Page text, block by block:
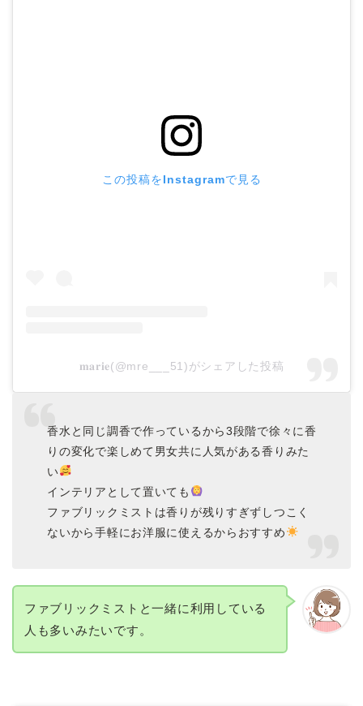
この投稿をInstagramで見る
𝐦𝐚𝐫𝐢𝐞(@mre___51)がシェアした投稿
香水と同じ調香で作っているから3段階で徐々に香
りの変化で楽しめて男女共に人気がある香りみた
い
インテリアとして置いても
ファブリックミストは香りが残りすぎずしつこく
ないから手軽にお洋服に使えるからおすすめ
ファブリックミストと一緒に利用している
人も多いみたいです。